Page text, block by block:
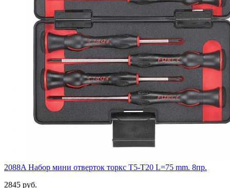
2088A Набор мини отверток торкс Т5-Т20 L=75 mm. 8пр.
2845 руб.